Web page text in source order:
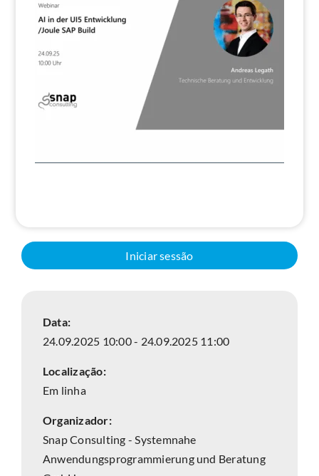
Pesquisa
Iniciar sessão
Data:
24.09.2025 10:00 - 24.09.2025 11:00
Localização:
Em linha
Organizador:
Snap Consulting - Systemnahe
Anwendungsprogrammierung und Beratung